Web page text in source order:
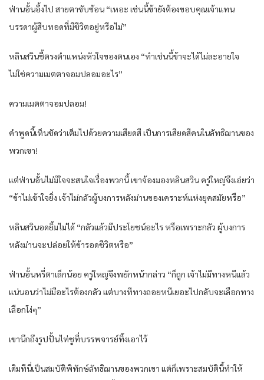
ฟ่าน​อั้น​อึ้ง​ไป​ สายตา​ซับซ้อน​ “เหอะ​ เช่นนี้​ข้า​ยัง​ต้อง​ขอบคุณ​เจ้าแทน​
บรรดา​ผู้สืบทอด​ที่​มีชีวิต​อยู่​หรือไม่​”
หลิน​สวิน​ชี้ตรง​ตำแหน่ง​หัวใจ​ของ​ตนเอง​ “ทำ​เช่นนี้​ข้า​จะได้​ไม่ละอายใจ​
ไม่ใช่ความเมตตา​จอมปลอม​อะไร​”
ความเมตตา​จอมปลอม​!
คำพูด​นี้​เห็นชัด​ว่า​เต็มไปด้วย​ความ​เสียดสี​ เป็นการ​เสียดสี​คนใน​ลัทธิ​ฌาน​ของ​
พวกเขา​!
แต่​ฟ่าน​อั้น​ไม่มีใจจะสนใจ​เรื่อง​พวก​นี้​ เขา​จ้องมอง​หลิน​สวิน​ ครู่ใหญ่​จึงเอ่ย​ว่า​
“ข้า​ไม่เข้าใจ​ยิ่ง​ เจ้าไม่กลัว​ผู้บงการ​หลัง​ม่าน​ของ​เคราะห์​แห่ง​ยุคสมัย​หรือ​”
หลิน​สวิน​อด​ยิ้ม​ไม่ได้​ “กลัว​แล้ว​มีประโยชน์​อะไร​ หรือ​เพราะ​กลัว​ ผู้บงการ​
หลัง​ม่าน​จะปล่อย​ให้​ข้า​รอดชีวิต​หรือ​”
ฟ่าน​อั้น​หรี่ตา​เล็กน้อย​ ครู่ใหญ่​จึงพยักหน้า​กล่าว​ “ก็​ถูก​ เจ้าไม่มีทาง​หนี​แล้ว​
แน่นอน​ว่า​ไม่มีอะไร​ต้อง​กลัว​ แต่บางที​ทาง​ถอย​หนี​เยอะ​ไป​กลับ​จะเลือก​ทาง
เลือก​โง่ๆ”
เขา​นึกถึง​รูปปั้น​ไท่​ชูที่​บรรพ​จารย์​ทิ้ง​เอาไว้​
เดิมที​นี่​เป็น​สมบัติ​พิทักษ์​ลัทธิ​ฌาน​ของ​พวกเขา​ แต่​ก็​เพราะ​สมบัติ​นี้​ทำให้​